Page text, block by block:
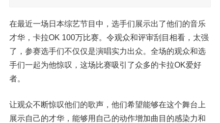
在最近一场日本综艺节目中，选手们展示出了他们的音乐
才华，卡拉OK 100万比赛。令观众和评审刮目相看，太强
了，参赛选手们不仅仅是演唱实力出众。全场的观众和选
手们一起为他惊叹，这场比赛吸引了众多的卡拉OK爱好
者。
让观众不断惊叹他们的歌声，他们希望能够在这个舞台上
展示自己的才华，能够用自己的动作增加曲目的感染力和